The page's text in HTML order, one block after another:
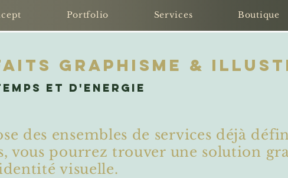
Portfolio Services Boutique
et d'energie
GRAPHISME &
des ensembles de services déjà
vous pourrez trouver une solution
visuelle.